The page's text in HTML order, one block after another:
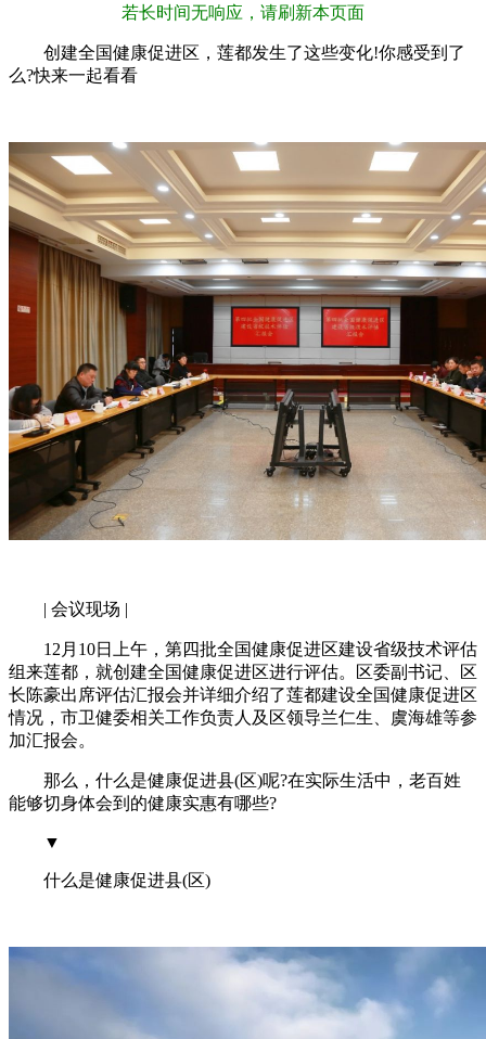
若长时间无响应，请刷新本页面
创建全国健康促进区，莲都发生了这些变化!你感受到了
么?快来一起看看
| 会议现场 |
12月10日上午，第四批全国健康促进区建设省级技术评估
组来莲都，就创建全国健康促进区进行评估。区委副书记、区
长陈豪出席评估汇报会并详细介绍了莲都建设全国健康促进区
情况，市卫健委相关工作负责人及区领导兰仁生、虞海雄等参
加汇报会。
那么，什么是健康促进县(区)呢?在实际生活中，老百姓
能够切身体会到的健康实惠有哪些?
▼
什么是健康促进县(区)